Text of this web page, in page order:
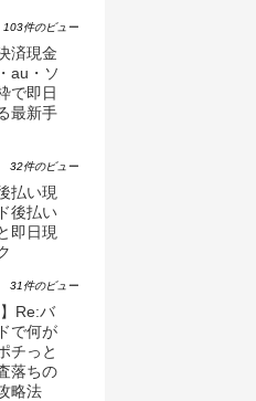
ビス】
103件のビュー
済現金
au・ソ
で即日
最新手
32件のビュー
払い現
後払い
即日現
31件のビュー
Re:バ
で何が
チっと
落ちの
略法